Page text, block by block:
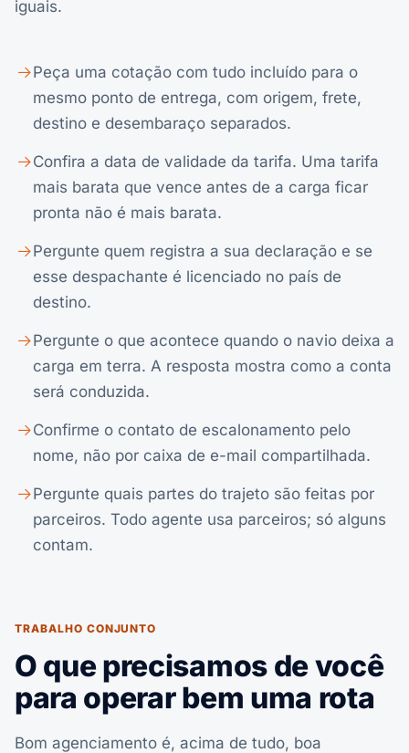
iguais.
Peça uma cotação com tudo incluído para o
mesmo ponto de entrega, com origem, frete,
destino e desembaraço separados.
Confira a data de validade da tarifa. Uma tarifa
mais barata que vence antes de a carga ficar
pronta não é mais barata.
Pergunte quem registra a sua declaração e se
esse despachante é licenciado no país de
destino.
Pergunte o que acontece quando o navio deixa a
carga em terra. A resposta mostra como a conta
será conduzida.
Confirme o contato de escalonamento pelo
nome, não por caixa de e-mail compartilhada.
Pergunte quais partes do trajeto são feitas por
parceiros. Todo agente usa parceiros; só alguns
contam.
TRABALHO CONJUNTO
O que precisamos de você
para operar bem uma rota
Bom agenciamento é, acima de tudo, boa